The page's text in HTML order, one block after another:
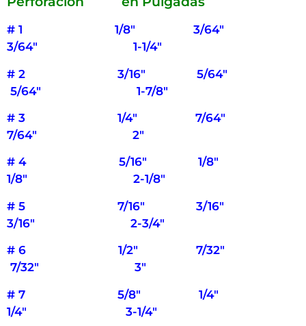
# 1 1/8″ 3/64″
3/64″ 1-1/4″
# 2 3/16″ 5/64″
5/64″ 1-7/8″
# 3 1/4″ 7/64″
7/64″ 2″
# 4 5/16″ 1/8″
1/8″ 2-1/8″
# 5 7/16″ 3/16″
3/16″ 2-3/4″
# 6 1/2″ 7/32″
7/32″ 3″
# 7 5/8″ 1/4″
1/4″ 3-1/4″